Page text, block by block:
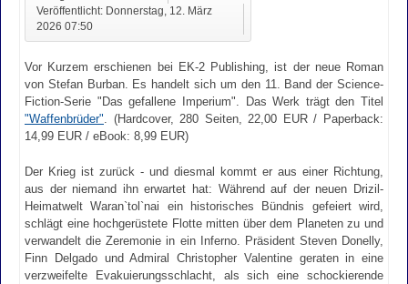
Veröffentlicht: Donnerstag, 12. März
2026 07:50
Vor Kurzem erschienen bei EK-2 Publishing, ist der neue Roman
von Stefan Burban. Es handelt sich um den 11. Band der Science-
Fiction-Serie "Das gefallene Imperium". Das Werk trägt den Titel
"Waffenbrüder". (Hardcover, 280 Seiten, 22,00 EUR / Paperback:
14,99 EUR / eBook: 8,99 EUR)
Der Krieg ist zurück - und diesmal kommt er aus einer Richtung,
aus der niemand ihn erwartet hat: Während auf der neuen Drizil-
Heimatwelt Waran`tol`nai ein historisches Bündnis gefeiert wird,
schlägt eine hochgerüstete Flotte mitten über dem Planeten zu und
verwandelt die Zeremonie in ein Inferno. Präsident Steven Donelly,
Finn Delgado und Admiral Christopher Valentine geraten in eine
verzweifelte Evakuierungsschlacht, als sich eine schockierende